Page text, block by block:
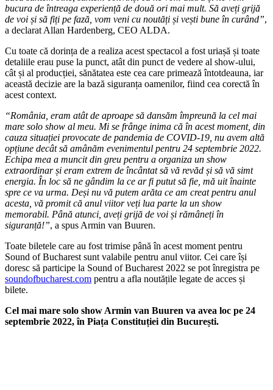
bucura de întreaga experiență de două ori mai mult. Să aveți grijă
de voi și să fiți pe fază, vom veni cu noutăți și vești bune în curând”,
a declarat Allan Hardenberg, CEO ALDA.
Cu toate că dorința de a realiza acest spectacol a fost uriașă și toate
detaliile erau puse la punct, atât din punct de vedere al show-ului,
cât și al producției, sănătatea este cea care primează întotdeauna, iar
această decizie are la bază siguranța oamenilor, fiind cea corectă în
acest context.
“România, eram atât de aproape să dansăm împreună la cel mai
mare solo show al meu. Mi se frânge inima că în acest moment, din
cauza situației provocate de pandemia de COVID-19, nu avem altă
opțiune decât să amânăm evenimentul pentru 24 septembrie 2022.
Echipa mea a muncit din greu pentru a organiza un show
extraordinar și eram extrem de încântat să vă revăd și să vă simt
energia. În loc să ne gândim la ce ar fi putut să fie, mă uit înainte
spre ce va urma. Deși nu vă putem arăta ce am creat pentru anul
acesta, vă promit că anul viitor veți lua parte la un show
memorabil. Până atunci, aveți grijă de voi și rămâneți în
siguranță!”, a spus Armin van Buuren.
Toate biletele care au fost trimise până în acest moment pentru
Sound of Bucharest sunt valabile pentru anul viitor. Cei care își
doresc să participe la Sound of Bucharest 2022 se pot înregistra pe
soundofbucharest.com pentru a afla noutățile legate de acces și
bilete.
Cel mai mare solo show Armin van Buuren va avea loc pe 24
septembrie 2022, în Piața Constituției din București.